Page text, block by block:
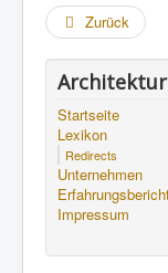
Zurück
Startseite
Lexikon
Redirects
Unternehmen
Impressum